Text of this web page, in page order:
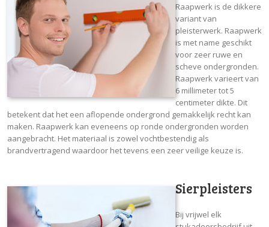
Raapwerk is de dikkere
variant van
pleisterwerk. Raapwerk
is met name geschikt
voor zeer ruwe en
scheve ondergronden.
Raapwerk varieert van
6 millimeter tot 5
centimeter dikte. Dit
betekent dat het een aflopende ondergrond gemakkelijk recht kan
maken. Raapwerk kan eveneens op ronde ondergronden worden
aangebracht. Het materiaal is zowel vochtbestendig als
brandvertragend waardoor het tevens een zeer veilige keuze is.
Sierpleisters
Bij vrijwel elk